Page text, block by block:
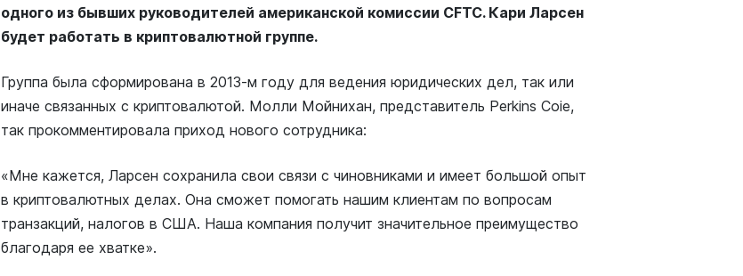
одного из бывших руководителей американской комиссии CFTC. Кари Ларсен
будет работать в криптовалютной группе.
Группа была сформирована в 2013-м году для ведения юридических дел, так или
иначе связанных с криптовалютой. Молли Мойнихан, представитель Perkins Coie,
так прокомментировала приход нового сотрудника:
«Мне кажется, Ларсен сохранила свои связи с чиновниками и имеет большой опыт
в криптовалютных делах. Она сможет помогать нашим клиентам по вопросам
транзакций, налогов в США. Наша компания получит значительное преимущество
благодаря ее хватке».